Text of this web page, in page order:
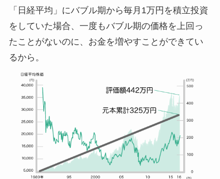
「日経平均」にバブル期から毎月1万円を積立投資
をしていた場合、一度もバブル期の価格を上回っ
たことがないのに、お金を増やすことができてい
るから。